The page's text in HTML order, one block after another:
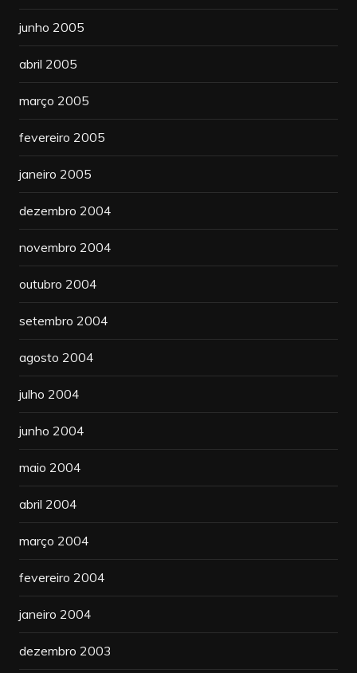
junho 2005
abril 2005
março 2005
fevereiro 2005
janeiro 2005
dezembro 2004
novembro 2004
outubro 2004
setembro 2004
agosto 2004
julho 2004
junho 2004
maio 2004
abril 2004
março 2004
fevereiro 2004
janeiro 2004
dezembro 2003